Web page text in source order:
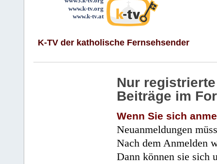
www.k-tv.org
www.k-tv.at
K-TV der katholische Fernsehsender
Nur
Beiträge im
Wenn Sie sich
Neuanmeldungen
Nach dem Anmelden
Dann können sie sich